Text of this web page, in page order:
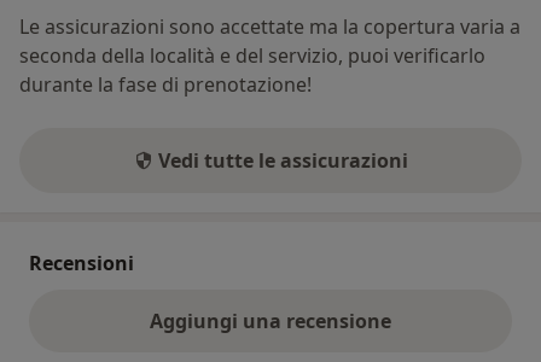
Le assicurazioni sono accettate ma la copertura varia a
seconda della località e del servizio, puoi verificarlo
durante la fase di prenotazione!
Vedi tutte le assicurazioni
Recensioni
Aggiungi una recensione